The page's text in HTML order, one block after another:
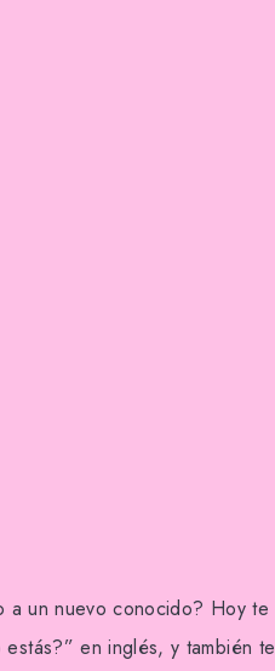
a un nuevo conocido? Hoy te
en inglés, y también te